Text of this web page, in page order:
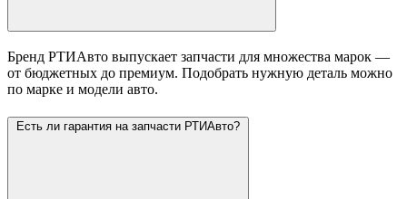
Бренд РТИАвто выпускает запчасти для множества марок —
от бюджетных до премиум. Подобрать нужную деталь можно
по марке и модели авто.
Есть ли гарантия на запчасти РТИАвто?